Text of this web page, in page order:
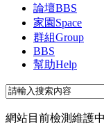
論壇BBS
家園 Space
群組Group
BBS
幫助Help
網站目前檢測維護中